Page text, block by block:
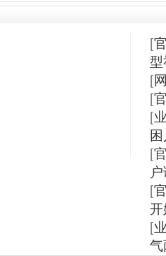
[
型
[
[
[
[
[
开
[
气